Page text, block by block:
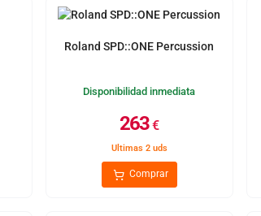
Roland SPD::ONE Percussion
Disponibilidad inmediata
263€
Ultimas 2 uds
Comprar